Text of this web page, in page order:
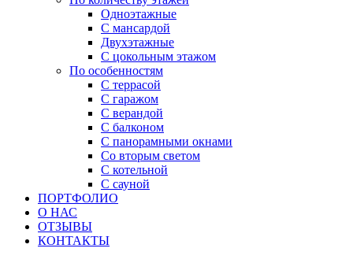
Одноэтажные
С мансардой
Двухэтажные
С цокольным этажом
По особенностям
С террасой
С гаражом
С верандой
С балконом
С панорамными окнами
Со вторым светом
С котельной
С сауной
ПОРТФОЛИО
О НАС
ОТЗЫВЫ
КОНТАКТЫ